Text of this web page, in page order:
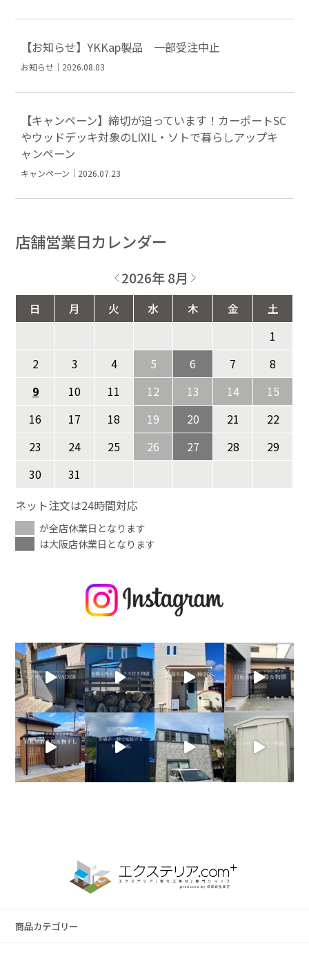
【お知らせ】YKKap製品 一部受注中止
お知らせ｜2026.08.03
【キャンペーン】締切が迫っています！カーポートSC
やウッドデッキ対象のLIXIL・ソトで暮らしアップキ
ャンペーン
キャンペーン｜2026.07.23
店舗営業日カレンダー
2026年 8月
日 月 火 水 木 金
土
1
2
3 4 5 6 7
8
9
10 11 12 13 14
15
16
17 18 19 20 21
22
23
24 25 26 27 28
29
30
31
ネット注文は24時間対応
が全店休業日となります
は大阪店休業日となります
商品カテゴリー